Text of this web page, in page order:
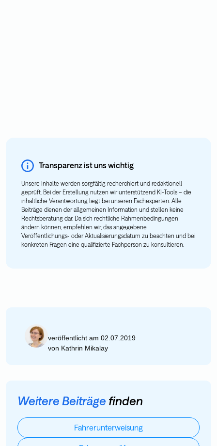
Transparenz ist uns wichtig
Unsere Inhalte werden sorgfältig recherchiert und redaktionell
geprüft. Bei der Erstellung nutzen wir unterstützend KI-Tools – die
inhaltliche Verantwortung liegt bei unseren Fachexperten. Alle
Beiträge dienen der allgemeinen Information und stellen keine
Rechtsberatung dar. Da sich rechtliche Rahmenbedingungen
ändern können, empfehlen wir, das angegebene
Veröffentlichungs- oder Aktualisierungsdatum zu beachten und bei
konkreten Fragen eine qualifizierte Fachperson zu konsultieren.
veröffentlicht am 02.07.2019
von Kathrin Mikalay
Weitere Beiträge finden
Fahrerunterweisung